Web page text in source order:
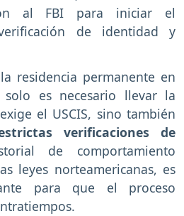
al FBI para iniciar el
de identidad y
residencia permanente en
solo es necesario llevar la
el USCIS, sino también
verificaciones de
de comportamiento
leyes norteamericanas, es
para que el proceso